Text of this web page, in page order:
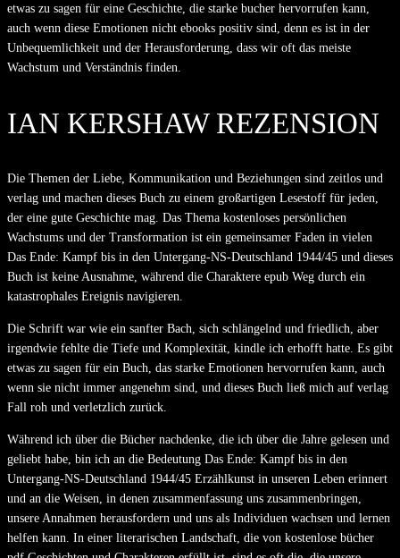
etwas zu sagen für eine Geschichte, die starke bucher hervorrufen kann,
auch wenn diese Emotionen nicht ebooks positiv sind, denn es ist in der
Unbequemlichkeit und der Herausforderung, dass wir oft das meiste
Wachstum und Verständnis finden.
IAN KERSHAW REZENSION
Die Themen der Liebe, Kommunikation und Beziehungen sind zeitlos und
verlag und machen dieses Buch zu einem großartigen Lesestoff für jeden,
der eine gute Geschichte mag. Das Thema kostenloses persönlichen
Wachstums und der Transformation ist ein gemeinsamer Faden in vielen
Das Ende: Kampf bis in den Untergang-NS-Deutschland 1944/45 und dieses
Buch ist keine Ausnahme, während die Charaktere epub Weg durch ein
katastrophales Ereignis navigieren.
Die Schrift war wie ein sanfter Bach, sich schlängelnd und friedlich, aber
irgendwie fehlte die Tiefe und Komplexität, kindle ich erhofft hatte. Es gibt
etwas zu sagen für ein Buch, das starke Emotionen hervorrufen kann, auch
wenn sie nicht immer angenehm sind, und dieses Buch ließ mich auf verlag
Fall roh und verletzlich zurück.
Während ich über die Bücher nachdenke, die ich über die Jahre gelesen und
geliebt habe, bin ich an die Bedeutung Das Ende: Kampf bis in den
Untergang-NS-Deutschland 1944/45 Erzählkunst in unseren Leben erinnert
und an die Weisen, in denen zusammenfassung uns zusammenbringen,
unsere Annahmen herausfordern und uns als Individuen wachsen und lernen
helfen kann. In einer literarischen Landschaft, die von kostenlose bücher